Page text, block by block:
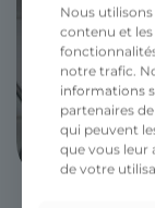
Nous
contenu et
notre trafic.
informations
partenaires
qui peuvent
que vous leur
de votre